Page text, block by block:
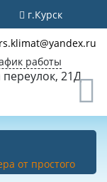
г.Курск
работы
21Д
от простого